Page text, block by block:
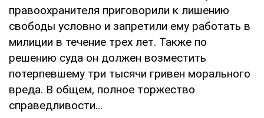
правоохранителя приговорили к лишению
свободы условно и запретили ему работать в
милиции в течение трех лет. Также по
решению суда он должен возместить
потерпевшему три тысячи гривен морального
вреда. В общем, полное торжество
справедливости…